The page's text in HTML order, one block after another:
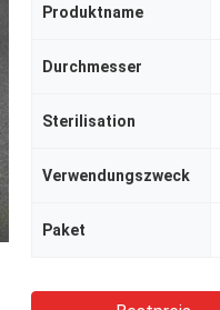
Produktname
Durchmesser
Sterilisation
Verwendungszweck
Paket